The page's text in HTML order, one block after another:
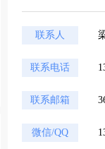
联系人
联系电话
联系邮箱
微信/QQ